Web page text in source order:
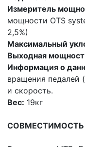
Измеритель
мощности OTS
2,5%)
Максимальный
Выходная
Информация о
вращения педалей
и скорость.
Вес: 19кг
СОВМЕСТИМОСТЬ